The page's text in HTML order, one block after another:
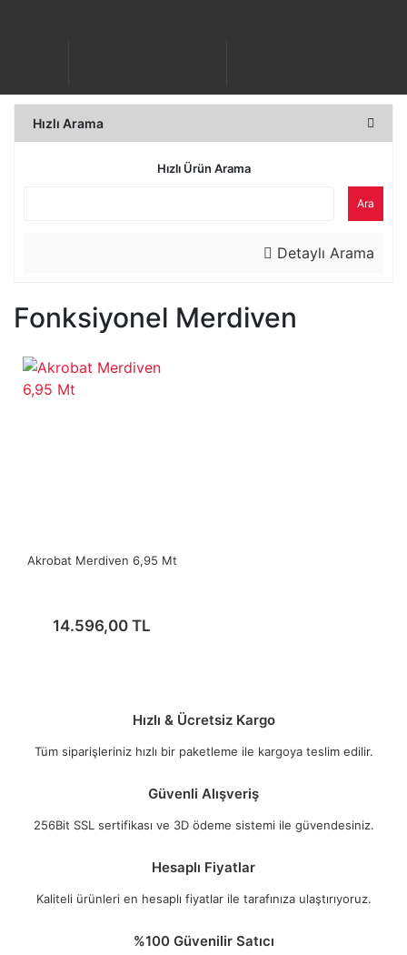
Hızlı Arama
Hızlı Ürün Arama
Ara
Detaylı Arama
Fonksiyonel Merdiven
Akrobat Merdiven 6,95 Mt
14.596,00 TL
Hızlı & Ücretsiz Kargo
Tüm siparişleriniz hızlı bir paketleme ile kargoya teslim edilir.
Güvenli Alışveriş
256Bit SSL sertifikası ve 3D ödeme sistemi ile güvendesiniz.
Hesaplı Fiyatlar
Kaliteli ürünleri en hesaplı fiyatlar ile tarafınıza ulaştırıyoruz.
%100 Güvenilir Satıcı